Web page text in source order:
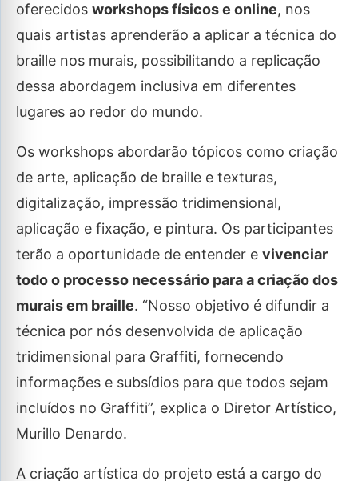
oferecidos workshops físicos e online, nos
quais artistas aprenderão a aplicar a técnica do
braille nos murais, possibilitando a replicação
dessa abordagem inclusiva em diferentes
lugares ao redor do mundo.
Os workshops abordarão tópicos como criação
de arte, aplicação de braille e texturas,
digitalização, impressão tridimensional,
aplicação e fixação, e pintura. Os participantes
terão a oportunidade de entender e vivenciar
todo o processo necessário para a criação dos
murais em braille. “Nosso objetivo é difundir a
técnica por nós desenvolvida de aplicação
tridimensional para Graffiti, fornecendo
informações e subsídios para que todos sejam
incluídos no Graffiti”, explica o Diretor Artístico,
Murillo Denardo.
A criação artística do projeto está a cargo do